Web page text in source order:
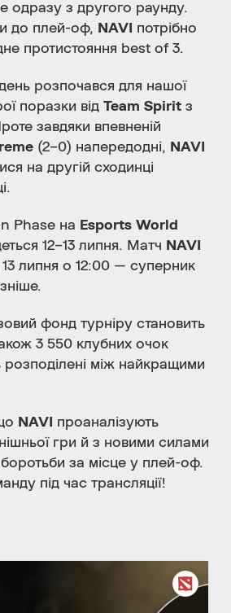
одразу з другого раунду.
до плей-оф, NAVI потрібно
протистояння best of 3.
розпочався для нашої
поразки від Team Spirit з
завдяки впевненій
(2–0) напередодні, NAVI
на другій сходинці
Phase на Esports World
12–13 липня. Матч NAVI
липня о 12:00 — суперник
фонд турніру становить
3 550 клубних очок
між найкращими
NAVI проаналізують
гри й з новими силами
за місце у плей-оф.
під час трансляції!